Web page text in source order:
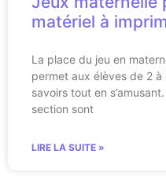
matériel à
La place du jeu en
permet aux élèves de 2
savoirs tout en
section sont
LIRE LA SUITE »